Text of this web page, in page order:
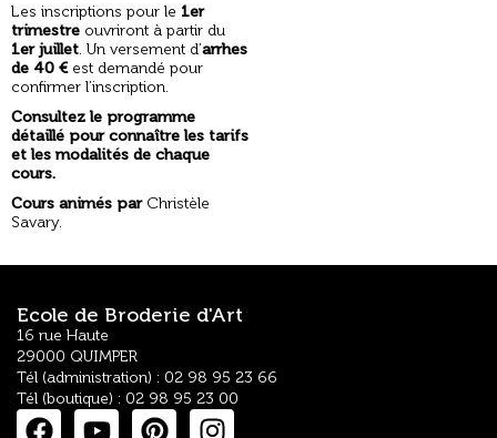
Les inscriptions pour le 1er
trimestre ouvriront à partir du
1er juillet. Un versement d’arrhes
de 40 €est demandé pour
confirmer l’inscription.
Consultez le programme
détaillé pour connaître les tarifs
et les modalités de chaque
cours.
Cours animés par Christèle
Savary.
Ecole de Broderie d'Art
16 rue Haute
29000 QUIMPER
Tél (administration) : 02 98 95 23 66
Tél (boutique) : 02 98 95 23 00